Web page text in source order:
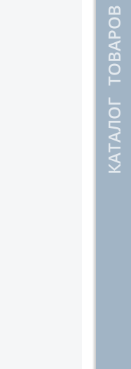
КАТАЛОГ ТОВАРОВ